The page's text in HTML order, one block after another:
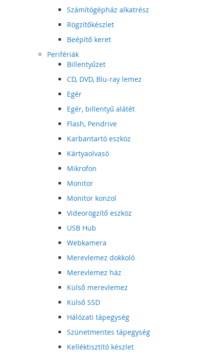
Számítógépház alkatrész
Rögzítőkészlet
Beépítő keret
Perifériák
Billentyűzet
CD, DVD, Blu-ray lemez
Egér
Egér, billentyű alátét
Flash, Pendrive
Karbantartó eszköz
Kártyaolvasó
Mikrofon
Monitor
Monitor konzol
Videorögzítő eszköz
USB Hub
Webkamera
Merevlemez dokkoló
Merevlemez ház
Külső merevlemez
Külső SSD
Hálózati tápegység
Szünetmentes tápegység
Kelléktisztító készlet